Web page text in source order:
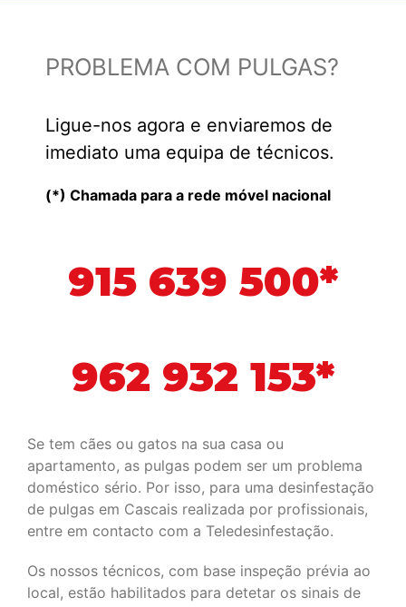
PROBLEMA COM PULGAS?
Ligue-nos agora e enviaremos de
imediato uma equipa de técnicos.
(*) Chamada para a rede móvel nacional
915 639 500*
962 932 153*
Se tem cães ou gatos na sua casa ou
apartamento, as pulgas podem ser um problema
doméstico sério. Por isso, para uma desinfestação
de pulgas em Cascais realizada por profissionais,
entre em contacto com a Teledesinfestação.
Os nossos técnicos, com base inspeção prévia ao
local, estão habilitados para detetar os sinais de